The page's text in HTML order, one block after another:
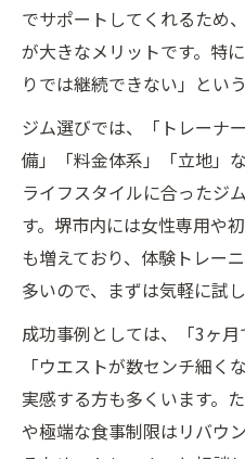
痩身エステとパー
の特徴
パーソナルジム体
法
痩身エステの意味
でサポートしてくれるため
が大きなメリットです。特
りでは継続できない」とい
ジム選びでは、「トレーナ
備」「料金体系」「立地」
ライフスタイルに合ったジ
す。堺市内には女性専用や
も増えており、体験トレー
多いので、まずは気軽に試
成功事例としては、「3ヶ月
「ウエストが数センチ細く
実感する方も多くいます。
や極端な食事制限はリバウ